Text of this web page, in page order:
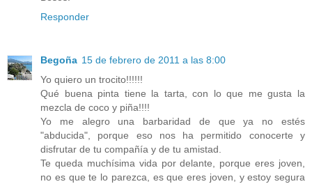
Responder
Begoña 15 de febrero de 2011 a las 8:00
Yo quiero un trocito!!!!!!
Qué buena pinta tiene la tarta, con lo que me gusta la
mezcla de coco y piña!!!!
Yo me alegro una barbaridad de que ya no estés
"abducida", porque eso nos ha permitido conocerte y
disfrutar de tu compañía y de tu amistad.
Te queda muchísima vida por delante, porque eres joven,
no es que te lo parezca, es que eres joven, y estoy segura